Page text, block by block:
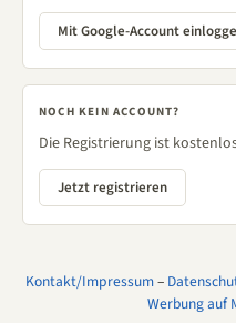
Mit Google-Account
NOCH KEIN ACCOUNT?
Die Registrierung ist
Jetzt registrieren
Kontakt/Impressum–
Werbung auf